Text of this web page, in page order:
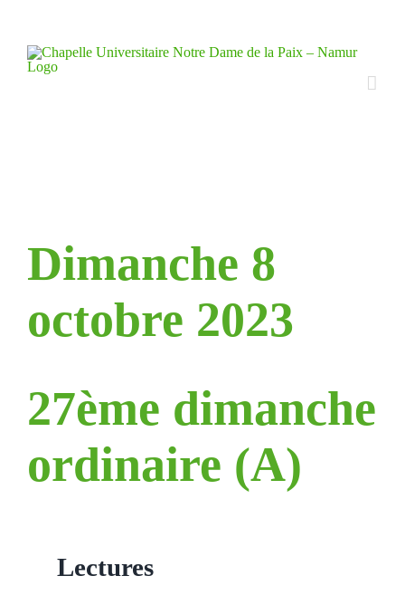
content
Dimanche 8
octobre 2023
27ème dimanche
ordinaire (A)
Lectures